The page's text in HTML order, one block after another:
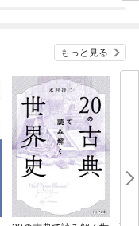
もっと見る